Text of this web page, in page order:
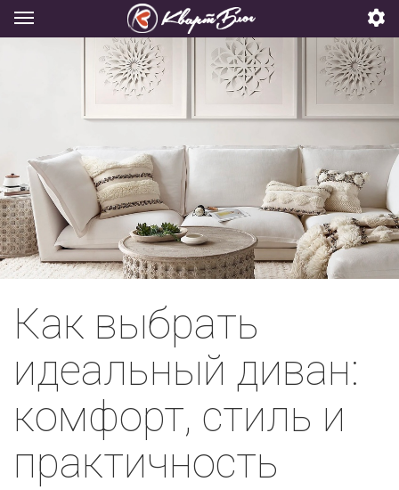
Как выбрать
идеальный диван:
комфорт, стиль и
практичность